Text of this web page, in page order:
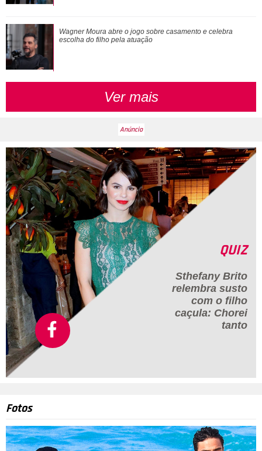
Wagner Moura abre o jogo sobre casamento e celebra
escolha do filho pela atuação
Ver mais
QUIZ
Sthefany Brito
relembra susto
com o filho
caçula: Chorei
tanto
Fotos